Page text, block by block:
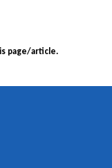
page/article.